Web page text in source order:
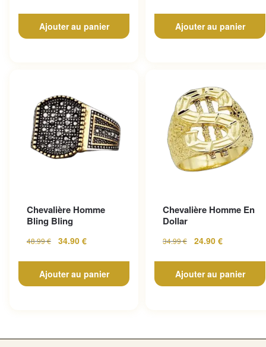
Ajouter au panier Ajouter au panier
Chevalière Homme
Bling Bling
48.99€ 34.90 €
Ajouter au panier
Chevalière Homme En
Dollar
34.99€ 24.90 €
Ajouter au panier